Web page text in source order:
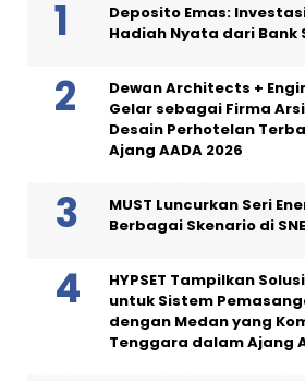
Deposito Emas:
Hadiah Nyata dari Bank
Dewan Architects +
Gelar sebagai Firma
Desain Perhotelan
Ajang AADA 2026
MUST Luncurkan Seri
Berbagai Skenario di
HYPSET Tampilkan
untuk Sistem
dengan Medan yang
Tenggara dalam Ajang